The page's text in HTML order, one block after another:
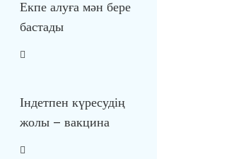
Екпе алуға мән бере
бастады
Індетпен күресудің
жолы – вакцина